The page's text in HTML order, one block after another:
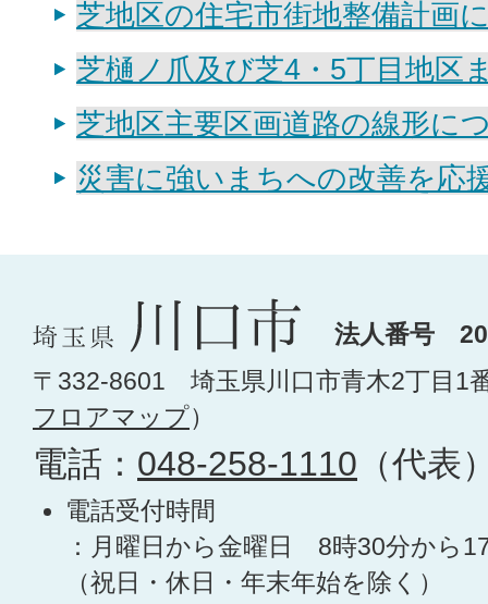
芝地区の住宅市街地整備計画
芝樋ノ爪及び芝4・5丁目地区
芝地区主要区画道路の線形に
災害に強いまちへの改善を応
法人番号
〒332-8601 埼玉県川口市青木2丁目1
フロアマップ）
電話： 048-258-1110 （代表
電話受付時間
：月曜日から金曜日 8時30分から
（祝日・休日・年末年始を除く）